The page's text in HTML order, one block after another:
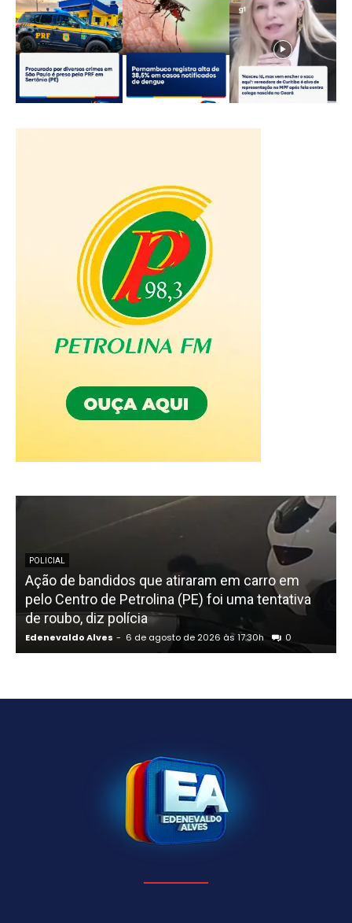
POLICIAL
Ação de bandidos que atiraram em carro em
pelo Centro de Petrolina (PE) foi uma tentativa
de roubo, diz polícia
Edenevaldo Alves - 6 de agosto de 2026 às 17:30h 0